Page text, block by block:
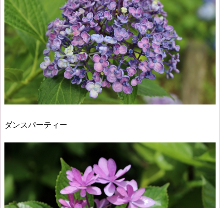
ダンスパーティー